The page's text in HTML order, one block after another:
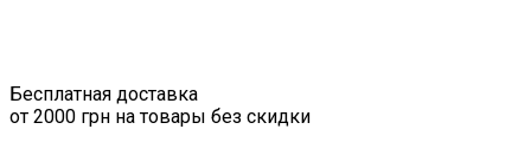
Бесплатная доставка
от 2000 грн на товары без скидки